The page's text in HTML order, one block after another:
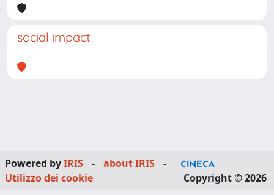
social impact
Powered byIRIS - about IRIS
-
Utilizzo dei cookie
Copyright © 2026